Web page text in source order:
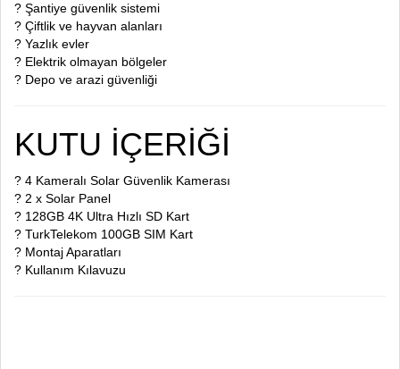
? Şantiye güvenlik sistemi
? Çiftlik ve hayvan alanları
? Yazlık evler
? Elektrik olmayan bölgeler
? Depo ve arazi güvenliği
KUTU İÇERİĞİ
? 4 Kameralı Solar Güvenlik Kamerası
? 2 x Solar Panel
? 128GB 4K Ultra Hızlı SD Kart
? TurkTelekom 100GB SIM Kart
? Montaj Aparatları
? Kullanım Kılavuzu